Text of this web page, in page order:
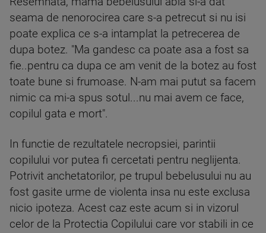
seama de nenorocirea care s-a petrecut si nu isi
poate explica ce s-a intamplat la petrecerea de
dupa botez. "Ma gandesc ca poate asa a fost sa
fie..pentru ca dupa ce am venit de la botez au fost
toate bune si frumoase. N-am mai putut sa facem
nimic ca mi-a spus sotul...nu mai avem ce face,
copilul gata e mort".
In functie de rezultatele necropsiei, parintii
copilului vor putea fi cercetati pentru neglijenta.
Potrivit anchetatorilor, pe trupul bebelusului nu au
fost gasite urme de violenta insa nu este exclusa
nicio ipoteza. Acest caz este acum si in vizorul
celor de la Protectia Copilului care vor stabili in ce